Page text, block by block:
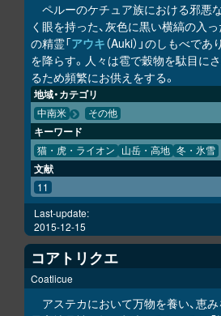
ペルーのケチュア族における邪悪
く眼を持った、灰色に黒い横縞の入
の精霊「アウキ（Auki）」のしもべで
を降らす。人々は雹で穀物を駄目に
るため頻繁にお供えをする。
地域・カテゴリ
中南米 その他
キーワード
猫・虎・ライオン 山岳・高地 冬・氷雪
文献
11
Last-update:
2015-12-15
コアトリクエ
Coatlicue
アステカにおいて万物を養い、恵